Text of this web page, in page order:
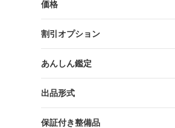
価格
割引オプション
あんしん鑑定
出品形式
保証付き整備品